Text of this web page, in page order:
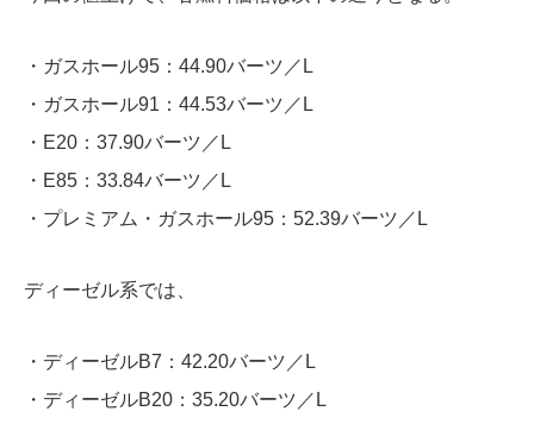
・ガスホール95：44.90バーツ／L
・ガスホール91：44.53バーツ／L
・E20：37.90バーツ／L
・E85：33.84バーツ／L
・プレミアム・ガスホール95：52.39バーツ／L
ディーゼル系では、
・ディーゼルB7：42.20バーツ／L
・ディーゼルB20：35.20バーツ／L